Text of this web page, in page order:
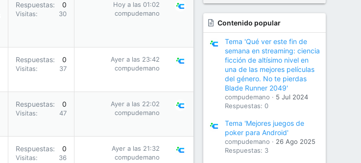
Respuestas 0
Visitas 30
Hoy a las 01:02
compudemano
Respuestas 0
Visitas 37
Ayer a las 23:42
compudemano
Respuestas 0
Visitas 47
Ayer a las 22:02
compudemano
Respuestas 0
Visitas 36
Ayer a las 21:32
compudemano
Contenido popular
Tema 'Qué ver este fin de
semana en streaming: ciencia
ficción de altísimo nivel en
una de las mejores películas
del género. No te pierdas
Blade Runner 2049'
compudemano
5 Jul 2024
Respuestas: 0
Tema 'Mejores juegos de
poker para Android'
compudemano
26 Ago 2025
Respuestas: 3